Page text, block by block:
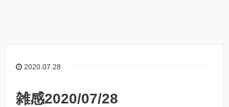
2020.07.28
雑感2020/07/28